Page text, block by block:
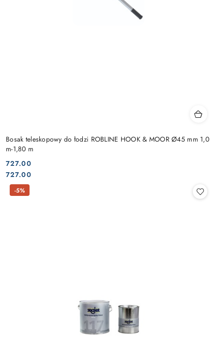
Bosak teleskopowy do łodzi ROBLINE HOOK & MOOR Ø45 mm 1,0
m-1,80 m
Cena:
727.00
Cena:
727.00
-5%